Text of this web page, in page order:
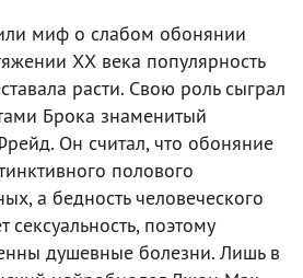
миф о слабом обонянии
ХХ века популярность
расти. Свою роль сыграл
Брока знаменитый
Он считал, что обоняние
полового
а бедность человеческого
поэтому
душевные болезни. Лишь в